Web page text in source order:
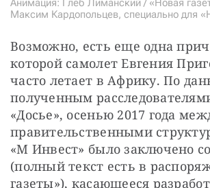
Анимация: Глеб Лиманский / «Новая
Максим Кардопольцев, специально для
Возможно, есть еще одна
которой самолет Евгения
часто летает в Африку. По
полученным
«Досье», осенью 2017 года
правительственными
«М Инвест» было заключено
(полный текст есть в
газеты»), касающееся